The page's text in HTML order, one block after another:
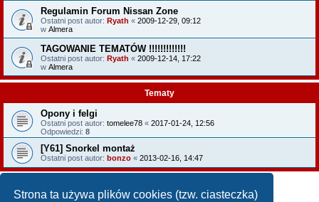
Strona ta używa plików cookies (tzw. ciasteczka)
Regulamin Forum Nissan Zone
Ostatni post autor: Ryath « 2009-12-29, 09:12
w Almera
TAGOWANIE TEMATÓW !!!!!!!!!!!!!
Ostatni post autor: Ryath « 2009-12-14, 17:22
w Almera
Tematy
Opony i felgi
Ostatni post autor: tomelee78 « 2017-01-24, 12:56
Odpowiedzi: 8
[Y61] Snorkel montaż
Ostatni post autor: bonzo « 2013-02-16, 14:47
Tematy: 2 • Strona1z1